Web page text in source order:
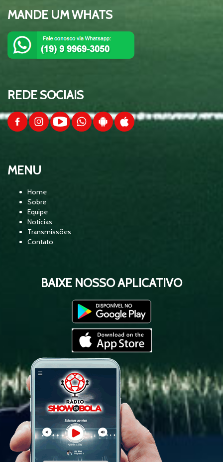
01:30:24
Esquenta da Copa 2026 - Equipe Show
de Bola
01:37:00
01:39:15Esquenta da Copa 2026 - Equipe Show
de Bola - Brasil x Haiti
01:33:52
02:52:39
03:02:27
02:18:21
RESENHA 93 - COBERTURA DA
CONVOCAÇÃO DA SELEÇÃO
BRASILEIRA
03:06:36
CORINTHIANS X SÃO PAULO -
BRASILEIRÃO 2026 - EQUIPE SHOW DE
BOLA
01:38:46
PALMEIRAS X SANTOS - BRASILEIRÃO
2026 - EQUIPE SHOW DE BOLA
CORINTHIANS X VASCO DA GAMA -
MANDE UM WHATS
REDE SOCIAIS
MENU
Home
Sobre
Equipe
Notícias
Transmissões
Contato
BAIXE NOSSO APLICATIVO